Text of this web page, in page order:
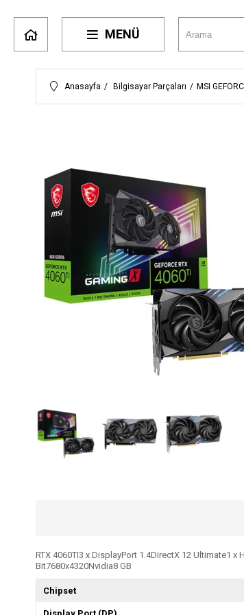
MENÜ
Anasayfa Bilgisayar Parçaları MSI
RTX 4060TI3 x DisplayPort 1.4DirectX 12 Ultimate1
Bit7680x4320Nvidia8 GB
Chipset